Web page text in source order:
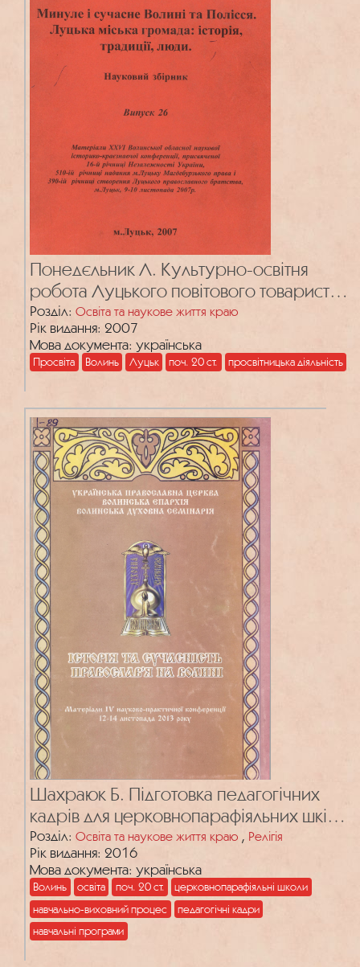
Понедєльник Л. Культурно-освітня
робота Луцького повітового товариства
«Просвіта» в 20–30-х рр. XX ст.
Розділ: Освіта та наукове життя краю
Рік видання: 2007
Мова документа: українська
Просвіта Волинь Луцьк поч. 20 ст. просвітницька діяльність
Шахраюк Б. Підготовка педагогічних
кадрів для церковнопарафіяльних шкіл
на Волині (1900–1914 рр.)
Розділ: Освіта та наукове життя краю , Релігія
Рік видання: 2016
Мова документа: українська
Волинь освіта поч. 20 ст.
церковнопарафіяльні школи
навчально-виховний процес
педагогічні кадри
навчальні програми